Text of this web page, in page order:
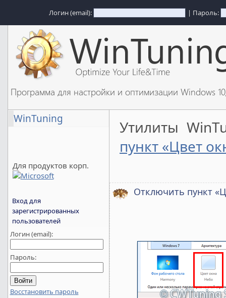
Логин (email): | Пароль:
Программа для настройки и оптимизации Windows
WinTuning
Для продуктов корп.
Вход для
зарегистрированных
пользователей
Логин (email):
Пароль:
Восстановить пароль
Утилиты
пункт «Цвет
Отключить пункт